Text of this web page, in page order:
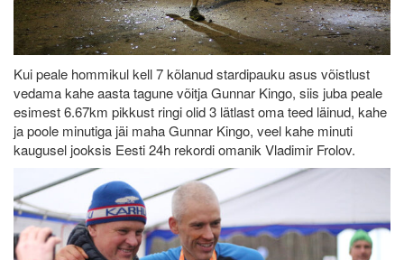
Kui peale hommikul kell 7 kõlanud stardipauku asus võistlust
vedama kahe aasta tagune võitja Gunnar Kingo, siis juba peale
esimest 6.67km pikkust ringi olid 3 lätlast oma teed läinud, kahe
ja poole minutiga jäi maha Gunnar Kingo, veel kahe minuti
kaugusel jooksis Eesti 24h rekordi omanik Vladimir Frolov.